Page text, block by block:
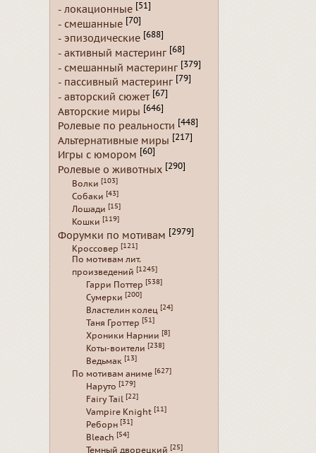
- локационные [51]
- смешанные [70]
- эпизодические [688]
- активный мастеринг [68]
- смешанный мастеринг [379]
- пассивный мастеринг [79]
- авторский сюжет [67]
Авторские миры [646]
Ролевые по реальности [448]
Альтернативные миры [217]
Игры с юмором [60]
Ролевые о животных [290]
Волки [103]
Собаки [43]
Лошади [15]
Кошки [119]
Форумки по мотивам [2979]
Кроссовер [121]
По мотивам лит.
произведений [1245]
Гарри Поттер [538]
Сумерки [200]
Властелин колец [24]
Таня Гроттер [51]
Хроники Нарнии [8]
Коты-воители [238]
Ведьмак [13]
По мотивам аниме [627]
Наруто [179]
Fairy Tail [22]
Vampire Knight [11]
Реборн [31]
Bleach [54]
Темный дворецкий [25]